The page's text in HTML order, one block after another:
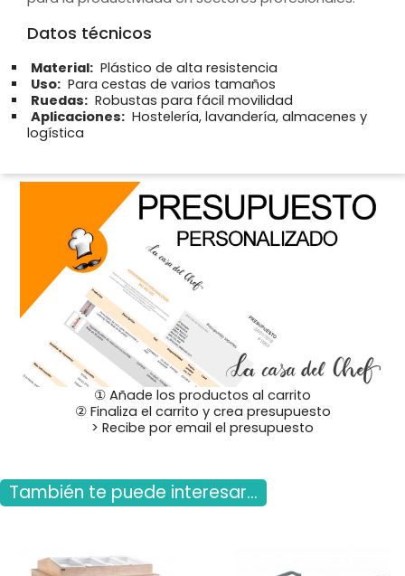
Datos técnicos
Material: Plástico de alta resistencia
Uso: Para cestas de varios tamaños
Ruedas: Robustas para fácil movilidad
Aplicaciones: Hostelería, lavandería, almacenes y
logística
① Añade los productos al carrito
② Finaliza el carrito y crea presupuesto
> Recibe por email el presupuesto
También te puede interesar...